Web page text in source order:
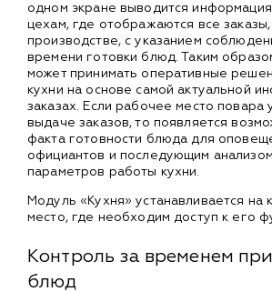
одном экране выводится
цехам, где отображаются все
производстве, с указанием
времени готовки блюд. Таким
может принимать оперативные
кухни на основе самой актуальной
заказах. Если рабочее место повара
выдаче заказов, то появляется
факта готовности блюда для
официантов и последующим
параметров работы кухни.
Модуль «Кухня» устанавливается
место, где необходим доступ к его
Контроль за временем
блюд